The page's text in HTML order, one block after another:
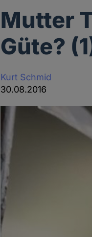
Mutter
Güte?
Kurt Schmid
30.08.2016